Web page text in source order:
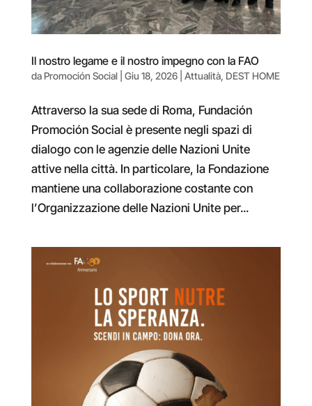
Il nostro legame e il nostro impegno con la FAO
daPromoción Social| Giu 18, 2026| Attualità, DEST HOME
Attraverso la sua sede di Roma, Fundación
Promoción Social è presente negli spazi di
dialogo con le agenzie delle Nazioni Unite
attive nella città. In particolare, la Fondazione
mantiene una collaborazione costante con
l’Organizzazione delle Nazioni Unite per...